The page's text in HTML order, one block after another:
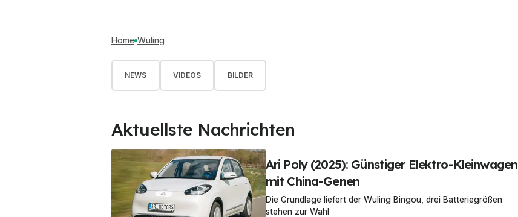
Home Wuling
NEWS VIDEOS BILDER
Aktuellste Nachrichten
Ari Poly (2025): Günstiger Elektro-Kleinwagen
mit China-Genen
Die Grundlage liefert der Wuling Bingou, drei Batteriegrößen
stehen zur Wahl